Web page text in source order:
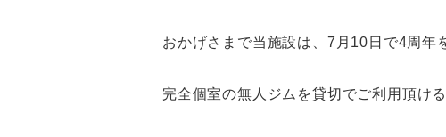
おかげさまで当施設は、7月10日で4周年
完全個室の無人ジムを貸切でご利用頂け